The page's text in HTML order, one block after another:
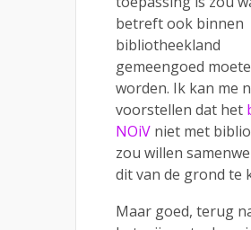
betreft ook binnen
bibliotheekland
gemeengoed
worden. Ik kan me
voorstellen dat het
NOiV niet met
zou willen
dit van de grond te
Maar goed, terug